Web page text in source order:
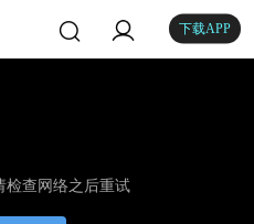
下载APP
检查网络之后重试